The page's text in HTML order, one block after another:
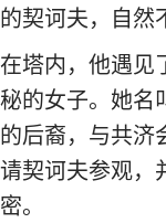
的契诃夫，自然
在塔内，他遇见
秘的女子。她名
的后裔，与共济
请契诃夫参观，
密。